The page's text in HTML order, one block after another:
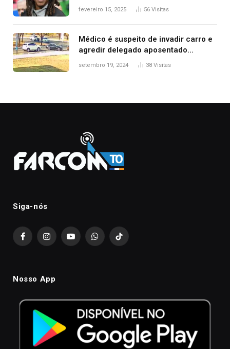
fevereiro 15, 2025 56 Visitas
Médico é suspeito de invadir carro e
agredir delegado aposentado
durante confusão no trânsito
setembro 19, 2024 38 Visitas
Siga-nós
FacebookInstagramYouTubeWhatsAppTikTok
Nosso App